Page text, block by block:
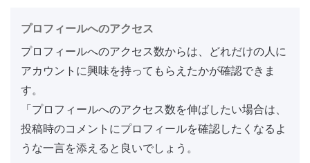
プロフィールへのアクセス
プロフィールへのアクセス数からは、どれだけの人に
アカウントに興味を持ってもらえたかが確認できま
す。
「プロフィールへのアクセス数を伸ばしたい場合は、
投稿時のコメントにプロフィールを確認したくなるよ
うな一言を添えると良いでしょう。